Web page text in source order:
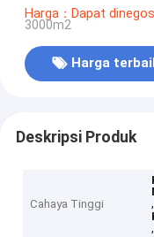
Harga：Dapat
3000m2
Harga
Deskripsi Produk
Cahaya Tinggi
,
,